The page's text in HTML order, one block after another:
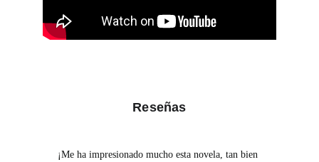
Reseñas
¡Me ha impresionado mucho esta novela, tan bien